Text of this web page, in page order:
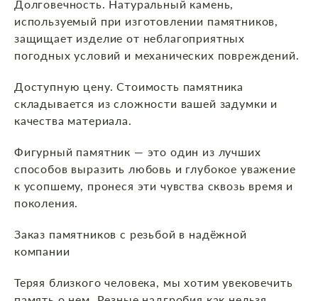
Долговечность. Натуральный камень,
используемый при изготовлении памятников,
защищает изделие от неблагоприятных
погодных условий и механических повреждений.
Доступную цену. Стоимость памятника
складывается из сложности вашей задумки и
качества материала.
Фигурный памятник — это один из лучших
способов выразить любовь и глубокое уважение
к усопшему, пронеся эти чувства сквозь время и
поколения.
Заказ памятников с резьбой в надёжной
компании
Теряя близкого человека, мы хотим увековечить